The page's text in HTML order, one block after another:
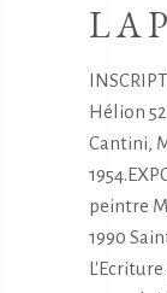
Hélion
Cantini,
peintre
1990